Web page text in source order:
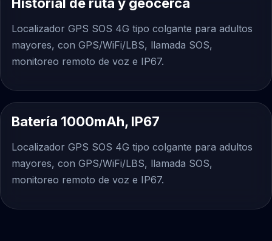
Localizador GPS SOS 4G tipo colgante para adultos
mayores, con GPS/WiFi/LBS, llamada SOS,
monitoreo remoto de voz e IP67.
Batería 1000mAh, IP67
Localizador GPS SOS 4G tipo colgante para adultos
mayores, con GPS/WiFi/LBS, llamada SOS,
monitoreo remoto de voz e IP67.